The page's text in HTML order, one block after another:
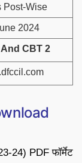
Post-Wise
2024
CBT 2
24) PDF फॉर्मेट